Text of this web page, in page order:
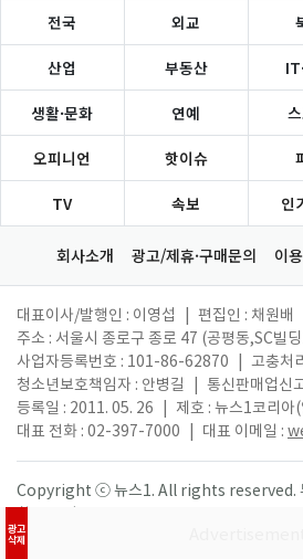
광고
삭제
전국 외교
산업 부동산
생활·문화 연예
오피니언 핫이슈
TV 속보 인
회사소개 광고/제휴·구매문의 이
대표이사/발행인 : 이영섭 편집인 : 채원배
주소 : 서울시 종로구 종로 47 (공평동,SC빌
사업자등록번호 : 101-86-62870
고충처
청소년보호책임자 : 안병길
통신판매업신
등록일 : 2011. 05. 26
제호 : 뉴스1코리아
대표 전화 : 02-397-7000
대표 이메일 :
Copyright ⓒ 뉴스1. All rights reserved.
활용 금지.